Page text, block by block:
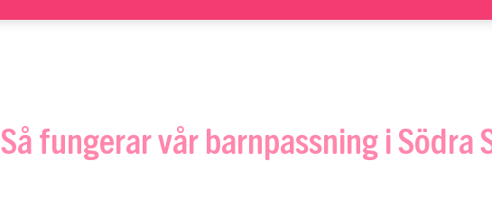
Så fungerar vår barnpassning i Södra